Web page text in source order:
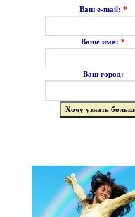
Ваш e-mail: *
Ваше имя:*
Ваш город: